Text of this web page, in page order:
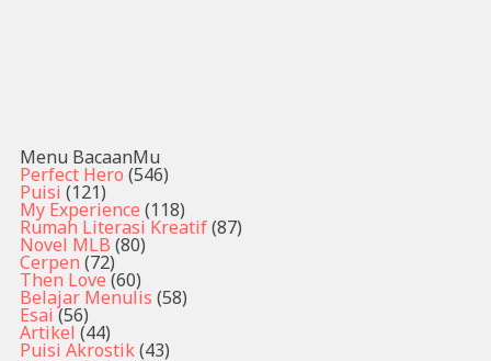
Menu BacaanMu
Perfect Hero (546)
Puisi (121)
My Experience (118)
Rumah Literasi Kreatif(87)
Novel MLB (80)
Cerpen (72)
Then Love (60)
Belajar Menulis (58)
Esai (56)
Artikel (44)
Puisi Akrostik(43)